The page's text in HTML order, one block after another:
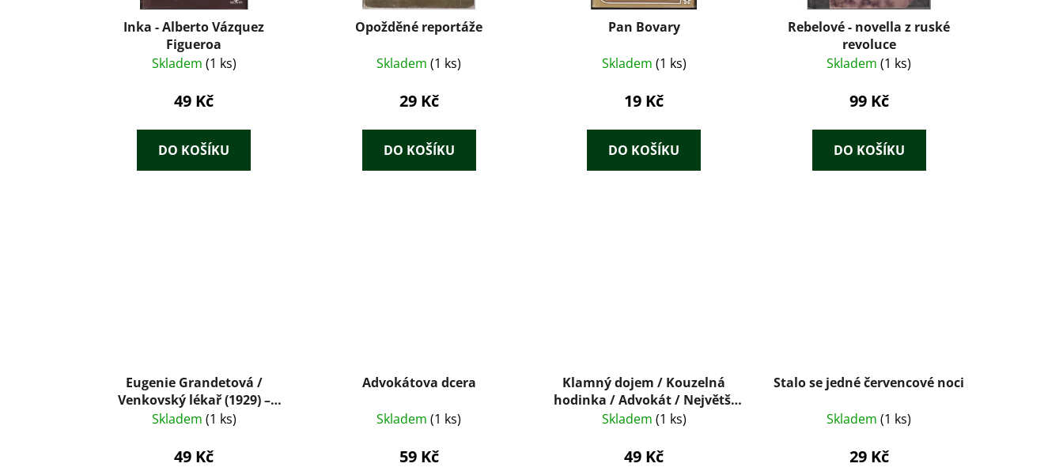
Inka - Alberto Vázquez
Figueroa
Skladem (1 ks)
49 Kč
DO KOŠÍKU
Opožděné reportáže
Skladem(1 ks)
29 Kč
DO KOŠÍKU
Pan Bovary
Skladem (1 ks)
19 Kč
DO KOŠÍKU
Rebelové - novella z ruské
revoluce
Skladem(1 ks)
99 Kč
DO KOŠÍKU
Eugenie Grandetová /
Venkovský lékař (1929) –
Honoré de Balzac, ilustrace
Skladem (1 ks)
49 Kč
Advokátova dcera
Skladem(1 ks)
59 Kč
Klamný dojem / Kouzelná
hodinka / Advokát / Největší
šance
Skladem (1 ks)
49 Kč
Stalo se jedné červencové noci
Skladem(1 ks)
29 Kč